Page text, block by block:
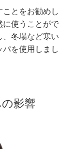
とをお勧めし
に使うことがで
、冬場など寒い
を使用しまし
影響